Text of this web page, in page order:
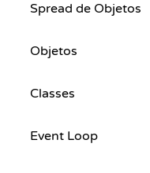
Spread de Objetos
Objetos
Classes
Event Loop